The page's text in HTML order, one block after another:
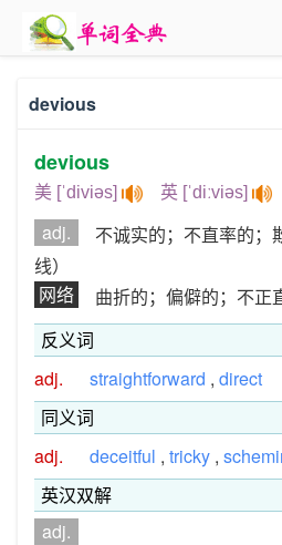
devious
devious
美 [ˈdiviəs] 英 [ˈdiːviəs]
adj.
不诚实的；不直率的；
线）
网络
曲折的；偏僻的；不正
反义词
adj.
straightforward , direct
同义词
adj.
deceitful , tricky ,
英汉双解
adj.